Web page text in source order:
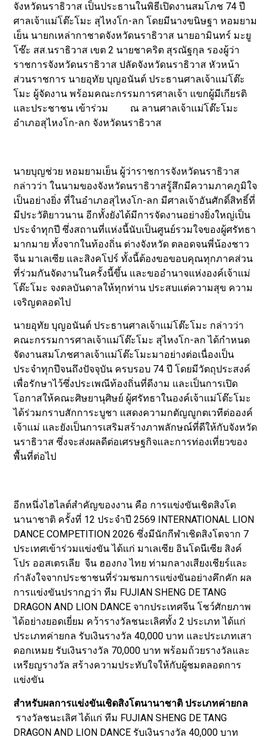
จังหวัดนราธิวาส เป็นประธานในพิธีเปิดงานสมโภช 74 ปี
ศาลเจ้าแม่โต๊ะโมะ สุไหงโก-ลก โดยมีนางขนิษฐา หอมยาม
เย็น นายกเหล่ากาชาดจังหวัดนราธิวาส นายอามินทร์ มะยู
โซ๊ะ สส.นราธิวาส เขต 2 นายชาคริต สุรณัฐกุล รองผู้ว่า
ราชการจังหวัดนราธิวาส ปลัดจังหวัดนราธิวาส หัวหน้า
ส่วนราชการ นายอุทัย บุญอนันต์ ประธานศาลเจ้าแม่โต๊ะ
โมะ ผู้จัดงาน พร้อมคณะกรรมการศาลเจ้า แขกผู้มีเกียรติ
และประชาชน เข้าร่วม ณ ลานศาลเจ้าเเม่โต๊ะโมะ
อำเภอสุไหงโก-ลก จังหวัดนราธิวาส
นายบุญช่วย หอมยามเย็น ผู้ว่าราชการจังหวัดนราธิวาส
กล่าวว่า ในนามของจังหวัดนราธิวาสรู้สึกมีความภาคภูมิใจ
เป็นอย่างยิ่ง ที่ในอำเภอสุไหงโก-ลก มีศาลเจ้าอันศักดิ์สิทธิ์ที่
มีประวัติยาวนาน อีกทั้งยังได้มีการจัดงานอย่างยิ่งใหญ่เป็น
ประจำทุกปี ซึ่งสถานที่เเห่งนี้นับเป็นศูนย์รวมใจของผู้ศรัทธา
มากมาย ทั้งจากในท้องถิ่น ต่างจังหวัด ตลอดจนพี่น้องชาว
จีน มาเลเซีย และสิงคโปร์ ทั้งนี้ต้องขอขอบคุณทุกภาคส่วน
ที่ร่วมกันจัดงานในครั้งนี้ขึ้น และขออำนาจแห่งองค์เจ้าแม่
โต๊ะโมะ จงดลบันดาลให้ทุกท่าน ประสบแต่ความสุข ความ
เจริญตลอดไป
นายอุทัย บุญอนันต์ ประธานศาลเจ้าเเม่โต๊ะโมะ กล่าวว่า
คณะกรรมการศาลเจ้าแม่โต๊ะโมะ สุไหงโก-ลก ได้กำหนด
จัดงานสมโภชศาลเจ้าเเม่โต๊ะโมะมาอย่างต่อเนื่องเป็น
ประจำทุกปีจนถึงปัจจุบัน ครบรอบ 74 ปี โดยมีวัตถุประสงค์
เพื่อรักษาไว้ซึ่งประเพณีท้องถิ่นที่ดีงาม และเป็นการเปิด
โอกาสให้คณะศิษยานุศิษย์ ผู้ศรัทธาในองค์เจ้าแม่โต๊ะโมะ
ได้ร่วมกราบสักการะบูชา แสดงความกตัญญูกตเวทีต่อองค์
เจ้าเเม่ และยังเป็นการเสริมสร้างภาพลักษณ์ที่ดีให้กับจังหวัด
นราธิวาส ซึ่งจะส่งผลดีต่อเศรษฐกิจและการท่องเที่ยวของ
พื้นที่ต่อไป
อีกหนึ่งไฮไลต์สำคัญของงาน คือ การแข่งขันเชิดสิงโต
นานาชาติ ครั้งที่ 12 ประจำปี 2569 INTERNATIONAL LION
DANCE COMPETITION 2026 ซึ่งมีนักกีฬาเชิดสิงโตจาก 7
ประเทศเข้าร่วมแข่งขัน ได้แก่ มาเลเซีย อินโดนีเซีย สิงค์
โปร ออสเตรเลีย จีน ฮองกง ไทย ท่ามกลางเสียงเชียร์และ
กำลังใจจากประชาชนที่ร่วมชมการแข่งขันอย่างคึกคัก ผล
การแข่งขันปรากฏว่า ทีม FUJIAN SHENG DE TANG
DRAGON AND LION DANCE จากประเทศจีน โชว์ศักยภาพ
ได้อย่างยอดเยี่ยม คว้ารางวัลชนะเลิศทั้ง 2 ประเภท ได้แก่
ประเภทค่ายกล รับเงินรางวัล 40,000 บาท และประเภทเสา
ดอกเหมย รับเงินรางวัล 70,000 บาท พร้อมถ้วยรางวัลและ
เหรียญรางวัล สร้างความประทับใจให้กับผู้ชมตลอดการ
แข่งขัน
สำหรับผลการเเข่งขันเชิดสิงโตนานาชาติ ประเภทค่ายกล
รางวัลชนะเลิศ ได้แก่ ทีม FUJIAN SHENG DE TANG
DRAGON AND LION DANCE รับเงินรางวัล 40,000 บาท